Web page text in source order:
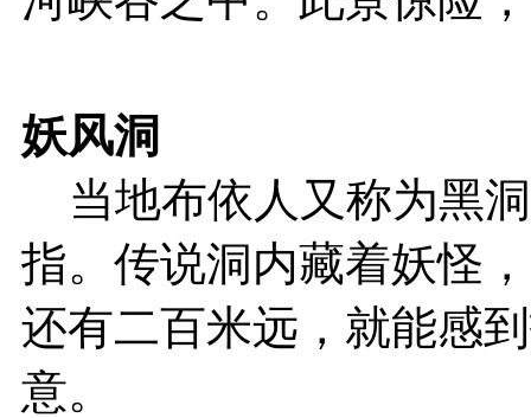
妖风洞
当地布依人又称为黑
指。传说洞内藏着妖怪
还有二百米远，就能感
意。